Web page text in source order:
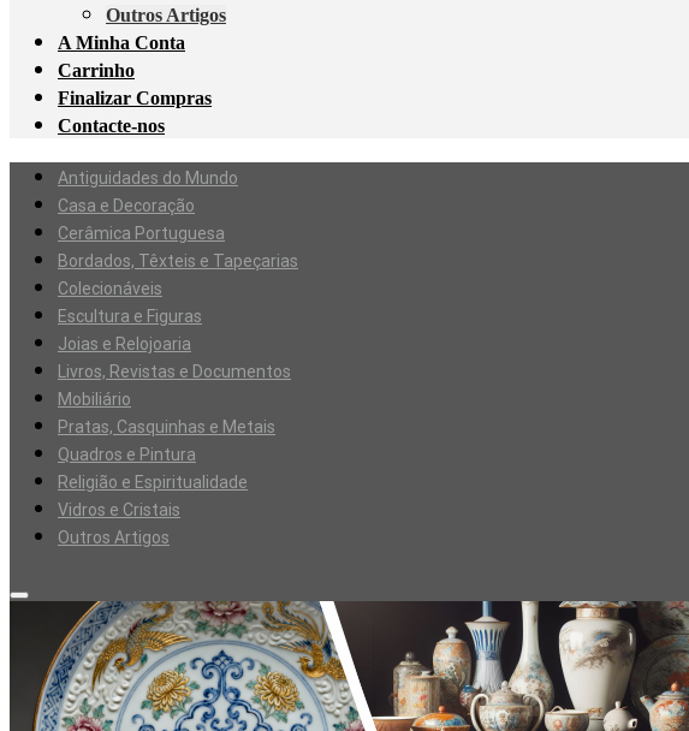
Outros Artigos
A Minha Conta
Carrinho
Finalizar Compras
Contacte-nos
Antiguidades do Mundo
Casa e Decoração
Cerâmica Portuguesa
Bordados, Têxteis e Tapeçarias
Colecionáveis
Escultura e Figuras
Joias e Relojoaria
Livros, Revistas e Documentos
Mobiliário
Pratas, Casquinhas e Metais
Quadros e Pintura
Religião e Espiritualidade
Vidros e Cristais
Outros Artigos